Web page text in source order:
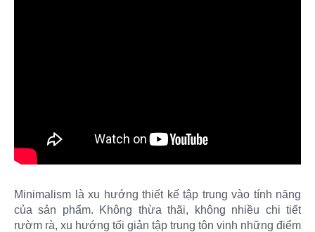
Minimalism là xu hướng thiết kế tập trung vào tính năng
của sản phẩm. Không thừa thãi, không nhiều chi tiết
rườm rà, xu hướng tối giản tập trung tôn vinh những điểm